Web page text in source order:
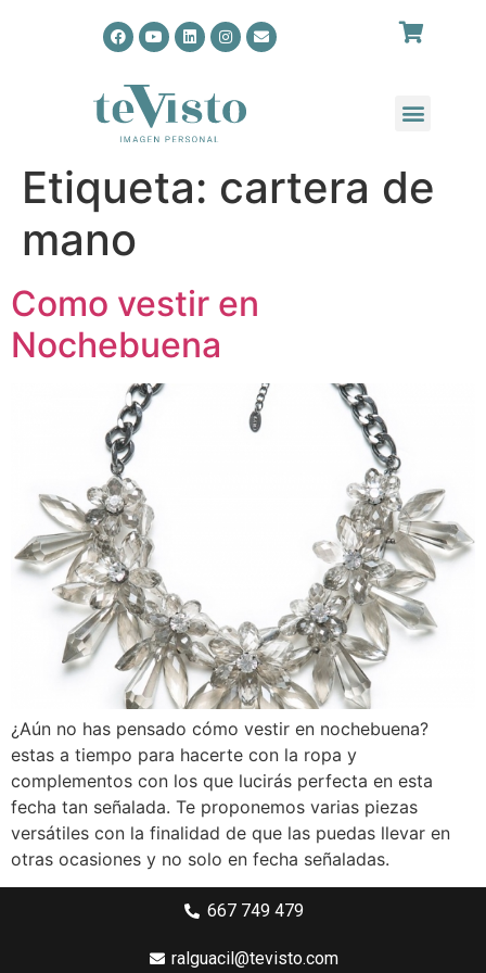
Etiqueta: cartera de
mano
Como vestir en
Nochebuena
¿Aún no has pensado cómo vestir en nochebuena?
estas a tiempo para hacerte con la ropa y
complementos con los que lucirás perfecta en esta
fecha tan señalada. Te proponemos varias piezas
versátiles con la finalidad de que las puedas llevar en
otras ocasiones y no solo en fecha señaladas.
667 749 479
ralguacil@tevisto.com